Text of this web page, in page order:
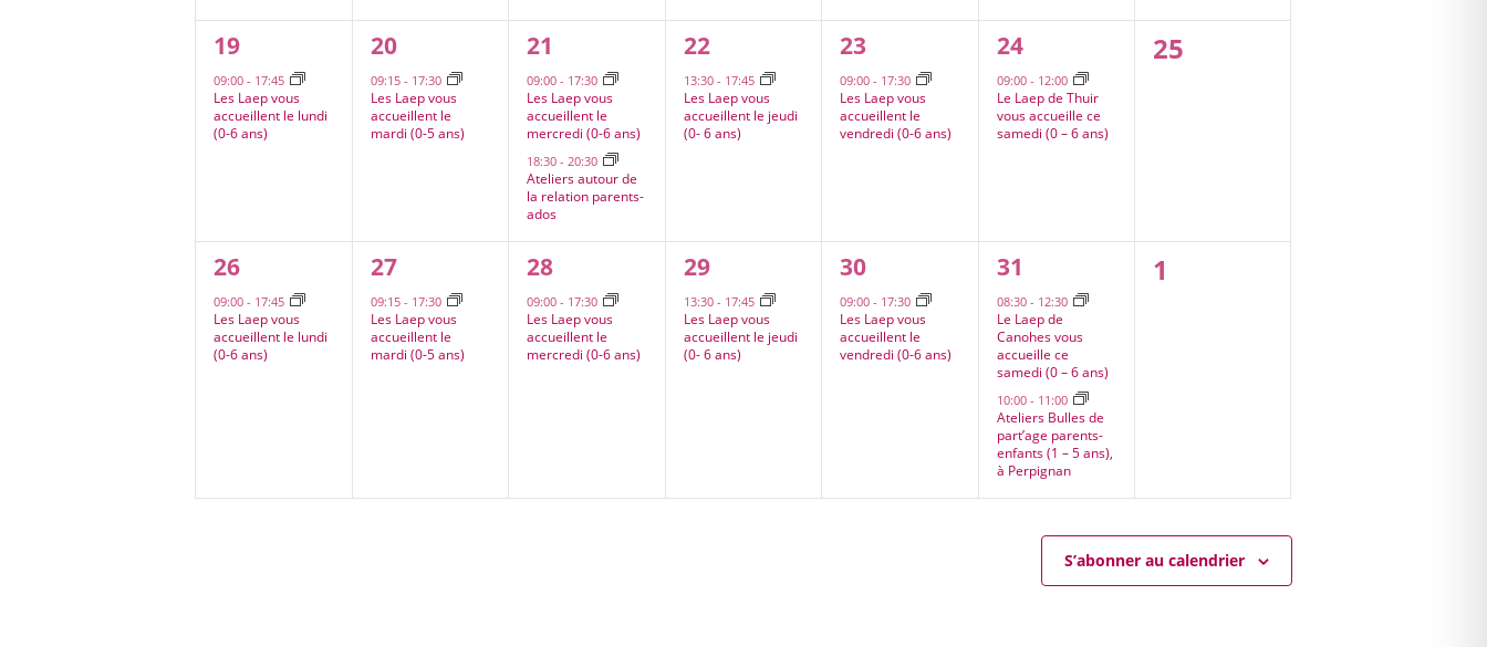
1
évènement,
19
09:00- 17:45
Les Laep vous
accueillent le lundi
(0-6 ans)
1
évènement,
20
09:15 - 17:30
Les Laep vous
accueillent le
mardi (0-5 ans)
2
évènements,
21
09:00- 17:30
Les Laep vous
accueillent le
mercredi (0-6 ans)
18:30- 20:30
Ateliers autour de
la relation parents-
ados
1
évènement,
22
13:30 - 17:45
Les Laep vous
accueillent le jeudi
(0- 6 ans)
1
évènement,
23
09:00- 17:30
Les Laep vous
accueillent le
vendredi (0-6 ans)
1
évènement,
24
09:00 - 12:00
Le Laep de Thuir
vous accueille ce
samedi (0 – 6 ans)
0
25
1
évènement,
26
09:00- 17:45
Les Laep vous
accueillent le lundi
(0-6 ans)
1
évènement,
27
09:15 - 17:30
Les Laep vous
accueillent le
mardi (0-5 ans)
1
évènement,
28
09:00- 17:30
Les Laep vous
accueillent le
mercredi (0-6 ans)
1
évènement,
29
13:30 - 17:45
Les Laep vous
accueillent le jeudi
(0- 6 ans)
1
évènement,
30
09:00- 17:30
Les Laep vous
accueillent le
vendredi (0-6 ans)
2
évènements,
31
08:30 - 12:30
Le Laep de
Canohes vous
accueille ce
samedi (0 – 6 ans)
10:00 - 11:00
Ateliers Bulles de
part’age parents-
enfants (1 – 5 ans),
à Perpignan
0
1
S’abonner au calendrier